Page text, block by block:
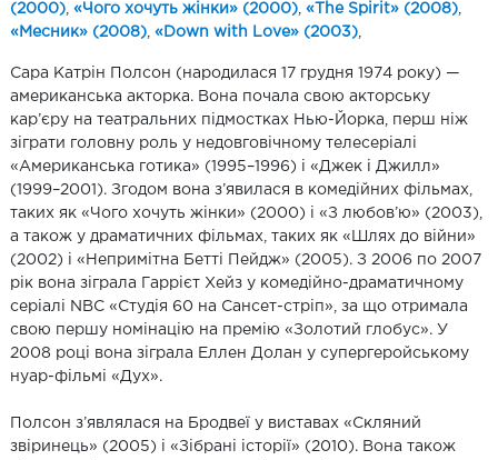
(2000) «Чого хочуть жінки» (2000) «The Spirit» (2008)
«Месник» (2008) «Down with Love» (2003)
Сара Катрін Полсон (народилася 17 грудня 1974 року) —
американська акторка. Вона почала свою акторську
кар’єру на театральних підмостках Нью-Йорка, перш ніж
зіграти головну роль у недовговічному телесеріалі
«Американська готика» (1995–1996) і «Джек і Джилл»
(1999–2001). Згодом вона з’явилася в комедійних фільмах,
таких як «Чого хочуть жінки» (2000) і «З любов’ю» (2003),
а також у драматичних фільмах, таких як «Шлях до війни»
(2002) і «Непримітна Бетті Пейдж» (2005). З 2006 по 2007
рік вона зіграла Гаррієт Хейз у комедійно-драматичному
серіалі NBC «Студія 60 на Сансет-стріп», за що отримала
свою першу номінацію на премію «Золотий глобус». У
2008 році вона зіграла Еллен Долан у супергеройському
нуар-фільмі «Дух».
Полсон з’являлася на Бродвеї у виставах «Скляний
звіринець» (2005) і «Зібрані історії» (2010). Вона також